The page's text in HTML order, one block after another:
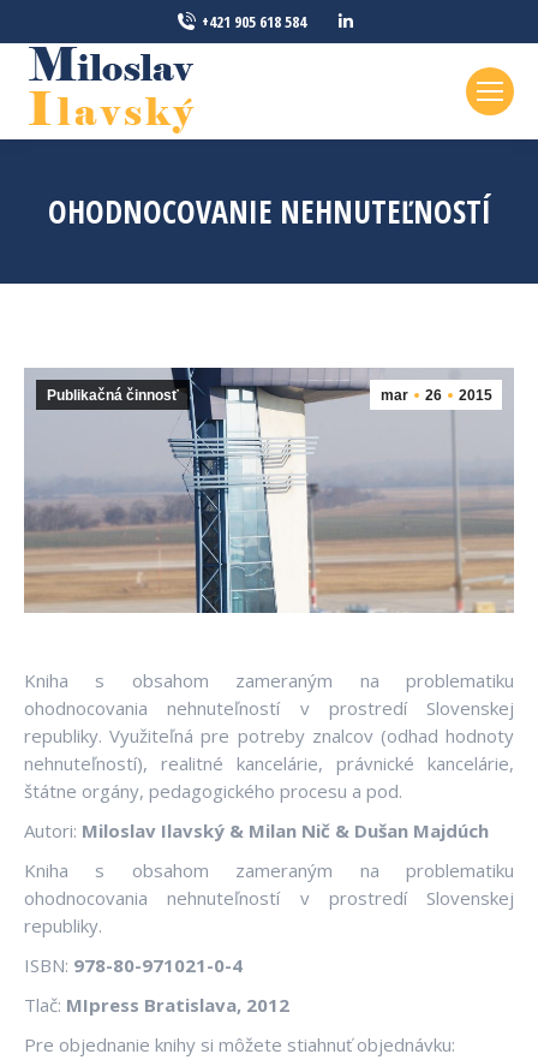
+421 905 618 584
new
OHODNOCOVANIE NEHNUTEĽNOSTÍ
mar 26 2015
Publikačná činnosť
Kniha s obsahom zameraným na problematiku
ohodnocovania nehnuteľností v prostredí Slovenskej
republiky. Využiteľná pre potreby znalcov (odhad hodnoty
nehnuteľností), realitné kancelárie, právnické kancelárie,
štátne orgány, pedagogického procesu a pod.
Autori: Miloslav Ilavský & Milan Nič & Dušan Majdúch
Kniha s obsahom zameraným na problematiku
ohodnocovania nehnuteľností v prostredí Slovenskej
republiky.
ISBN: 978-80-971021-0-4
Tlač: MIpress Bratislava, 2012
Pre objednanie knihy si môžete stiahnuť objednávku: